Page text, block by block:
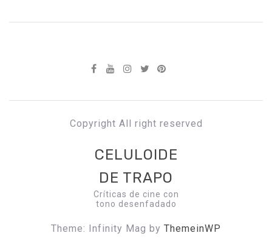
Copyright All right reserved
CELULOIDE
DE TRAPO
Críticas de cine con
tono desenfadado
Theme: Infinity Mag by ThemeinWP